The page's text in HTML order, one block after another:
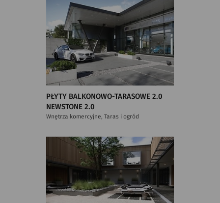
PŁYTY BALKONOWO-TARASOWE 2.0
NEWSTONE 2.0
Wnętrza komercyjne, Taras i ogród